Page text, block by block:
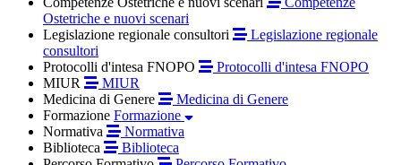
Ostetriche e nuovi scenari
Legislazione regionale consultori
Legislazione regionale
consultori
Protocolli d'intesa FNOPO
Protocolli d'intesa FNOPO
MIUR
MIUR
Medicina di Genere
Medicina di Genere
Formazione Formazione
Normativa
Normativa
Biblioteca
Biblioteca